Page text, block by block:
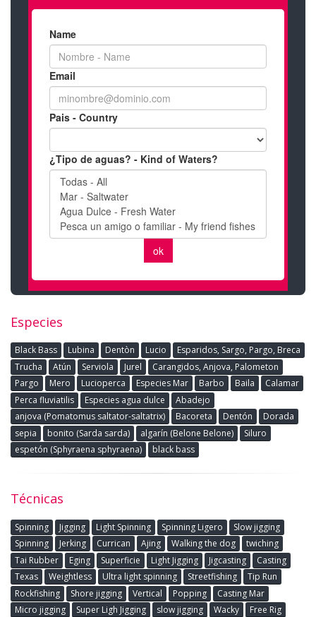
Especies
Black Bass Lubina Dentòn Lucio
Esparidos, Sargo, Pargo, Breca
Trucha
Atún Serviola Jurel
Carangidos, Anjova, Palometon
Pargo
Mero Lucioperca Especies Mar Barbo Baila
Calamar
Perca fluviatilis
Especies agua dulce
Abadejo
anjova (Pomatomus saltator-saltatrix)
Bacoreta Dentón
Dorada
sepia
bonito (Sarda sarda) algarín (Belone Belone)
Siluro
espetón (Sphyraena sphyraena)
black bass
Técnicas
Spinning Jigging Light Spinning Spinning Ligero
Slow jigging
Spinning
Jerking Currican Ajing Walking the dog
twiching
Tai Rubber
Eging Superficie Light Jigging Jigcasting
Casting
Texas
Weightless Ultra light spinning Streetfishing
Tip Run
Rockfishing
Shore jigging Vertical Popping
Casting Mar
Micro jigging
Super Ligh Jigging slow jigging Wacky
Free Rig